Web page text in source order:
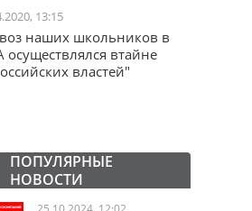
24.06.2020, 10:52
"Железный занавес"
Черчилля, план Даллеса. А
дальше что? "Железный
ПОПУЛЯРНЫЕ
НОВОСТИ